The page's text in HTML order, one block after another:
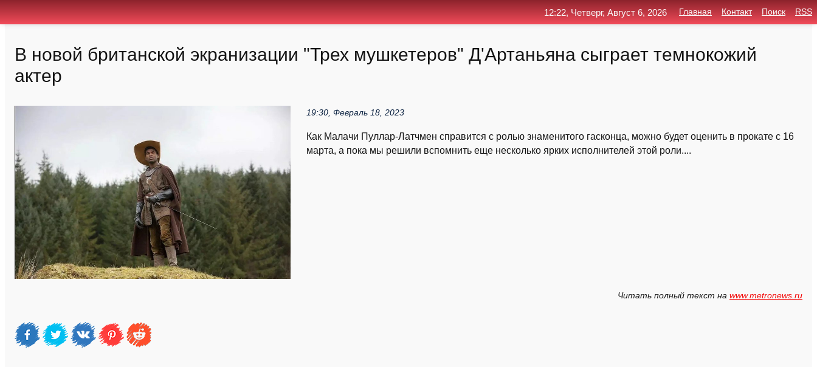
В новой британской экранизации "Трех мушкетеров" Д'Артаньяна сыграет темнокожий
актер
19:30, Февраль 18, 2023
Как Малачи Пуллар-Латчмен справится с ролью знаменитого гасконца, можно будет оценить в прокате с 16
марта, а пока мы решили вспомнить еще несколько ярких исполнителей этой роли....
Читать полный текст на www.metronews.ru
12:22, Четверг, Август 6, 2026 Главная Контакт Поиск RSS